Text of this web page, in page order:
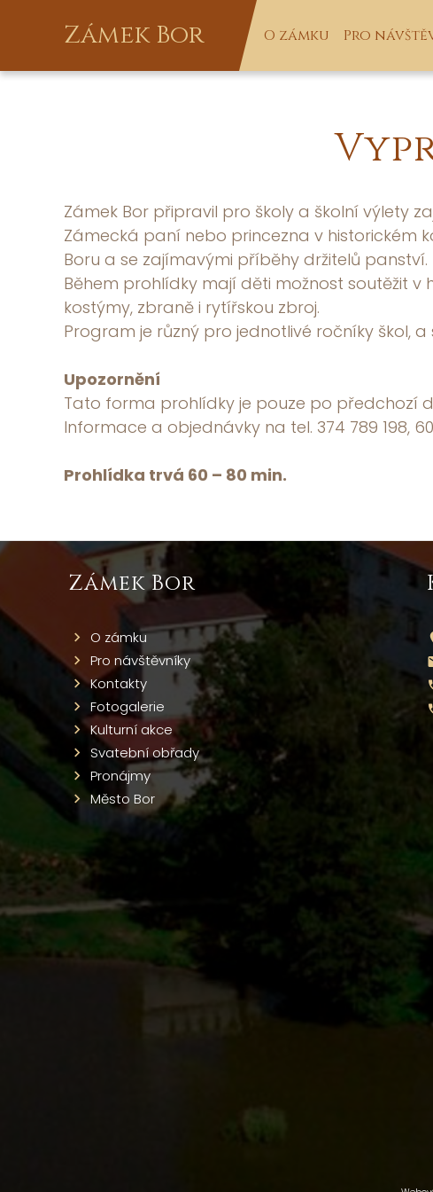
Zámek Bor O zámku Pro
Zámek Bor připravil pro školy a školní výlety
Zámecká paní nebo princezna v historickém
Boru a se zajímavými příběhy držitelů panství.
Během prohlídky mají děti možnost soutěžit
kostýmy, zbraně i rytířskou zbroj.
Program je různý pro jednotlivé ročníky škol,
Upozornění
Tato forma prohlídky je pouze po předchozí
Informace a objednávky na tel. 374 789 198,
Prohlídka trvá 60 – 80 min.
Zámek Bor
O zámku
Pro návštěvníky
Kontakty
Fotogalerie
Kulturní akce
Svatební obřady
Pronájmy
Město Bor